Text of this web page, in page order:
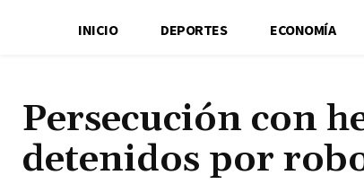
INICIO DEPORTES ECONOMÍA
Persecución con
detenidos por